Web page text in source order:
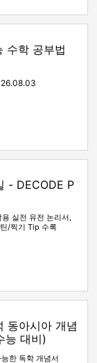
수학 공부법
26.08.03
- DECODE P
실전 유전 논리서,
/찍기 Tip 수록
동아시아 개념
능 대비)
한 독학 개념서